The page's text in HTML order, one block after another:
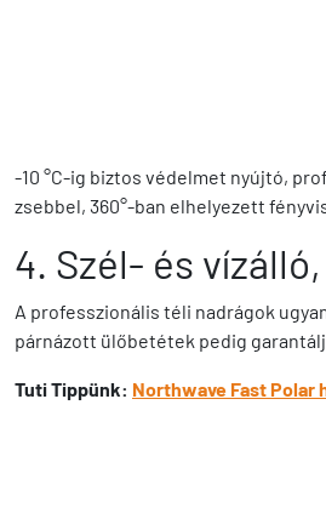
-10 °C-ig biztos védelmet nyújtó,
zsebbel, 360°-ban elhelyezett
4. Szél- és
A professzionális téli nadrágok
párnázott ülőbetétek pedig
Tuti Tippünk: Northwave Fast Polar